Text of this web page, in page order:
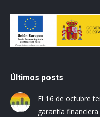
Últimos posts
El 16 de octubre
garantía financiera